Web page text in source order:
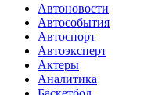
Автоновости
Автособытия
Автоспорт
Автоэксперт
Актеры
Аналитика